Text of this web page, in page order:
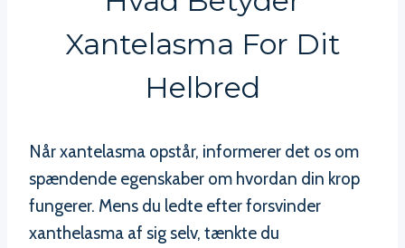
Xantelasma For Dit
Helbred
Når xantelasma opstår, informerer det os om
spændende egenskaber om hvordan din krop
fungerer. Mens du ledte efter forsvinder
xanthelasma af sig selv, tænkte du